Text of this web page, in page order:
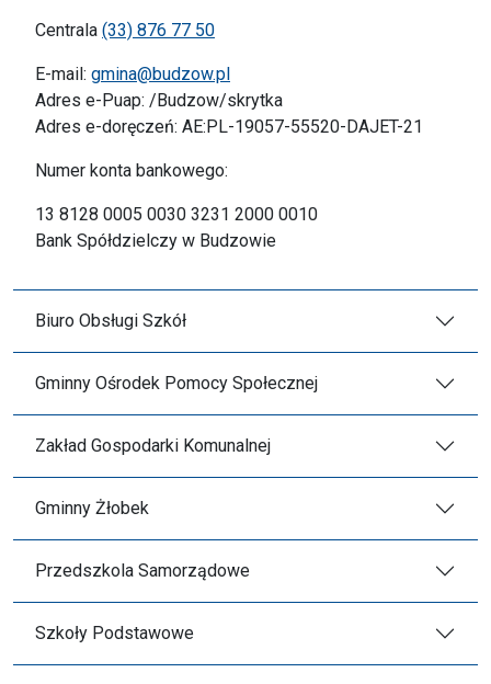
Centrala (33) 876 77 50
E-mail: gmina@budzow.pl
Adres e-Puap: /Budzow/skrytka
Adres e-doręczeń: AE:PL-19057-55520-DAJET-21
Numer konta bankowego:
13 8128 0005 0030 3231 2000 0010
Bank Spółdzielczy w Budzowie
Biuro Obsługi Szkół
Gminny Ośrodek Pomocy Społecznej
Zakład Gospodarki Komunalnej
Gminny Żłobek
Przedszkola Samorządowe
Szkoły Podstawowe